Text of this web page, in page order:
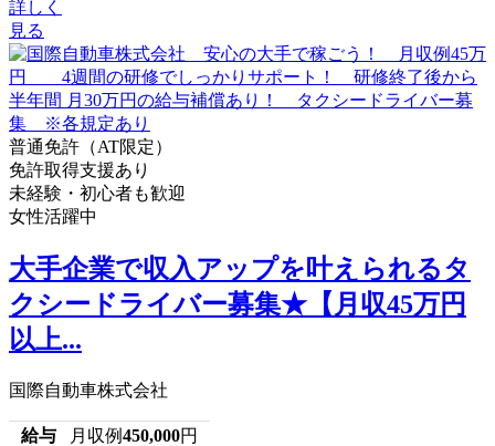
詳しく
見る
普通免許（AT限定）
免許取得支援あり
未経験・初心者も歓迎
女性活躍中
大手企業で収入アップを叶えられるタ
クシードライバー募集★【月収45万円
以上...
国際自動車株式会社
給与 月収例450,000円